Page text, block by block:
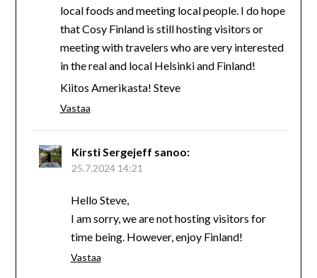
local foods and meeting local people. I do hope
that Cosy Finland is still hosting visitors or
meeting with travelers who are very interested
in the real and local Helsinki and Finland!
Kiitos Amerikasta! Steve
Vastaa
Kirsti Sergejeff sanoo:
25.7.2024 14:21
Hello Steve,
I am sorry, we are not hosting visitors for
time being. However, enjoy Finland!
Vastaa